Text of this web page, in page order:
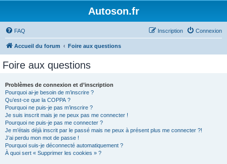
Autoson.fr
FAQ Connexion
Inscription
Accueil du forum Foire aux questions
Foire aux questions
Problèmes de connexion et d’inscription
Pourquoi ai-je besoin de m’inscrire ?
Qu’est-ce que la COPPA ?
Pourquoi ne puis-je pas m’inscrire ?
Je suis inscrit mais je ne peux pas me connecter !
Pourquoi ne puis-je pas me connecter ?
Je m’étais déjà inscrit par le passé mais ne peux à présent plus me connecter ?!
J’ai perdu mon mot de passe !
Pourquoi suis-je déconnecté automatiquement ?
À quoi sert « Supprimer les cookies » ?